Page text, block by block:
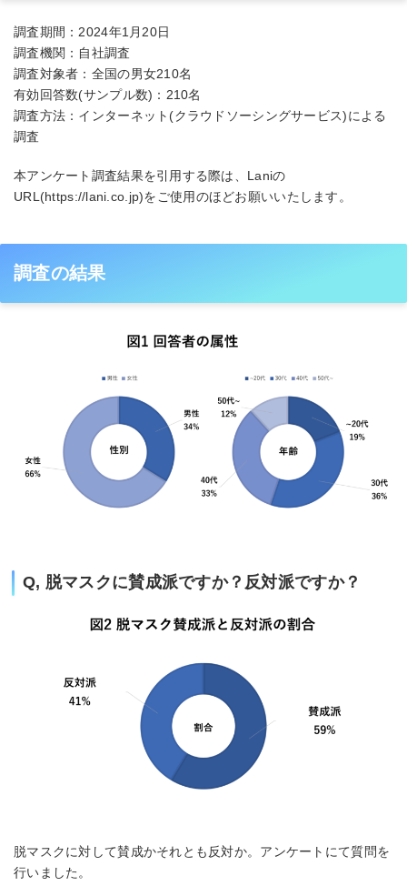
調査期間：2024年1月20日
調査機関：自社調査
調査対象者：全国の男女210名
有効回答数(サンプル数)：210名
調査方法：インターネット(クラウドソーシングサービス)による
調査
本アンケート調査結果を引用する際は、Laniの
URL(https://lani.co.jp)をご使用のほどお願いいたします。
調査の結果
Q, 脱マスクに賛成派ですか？反対派ですか？
脱マスクに対して賛成かそれとも反対か。アンケートにて質問を
行いました。